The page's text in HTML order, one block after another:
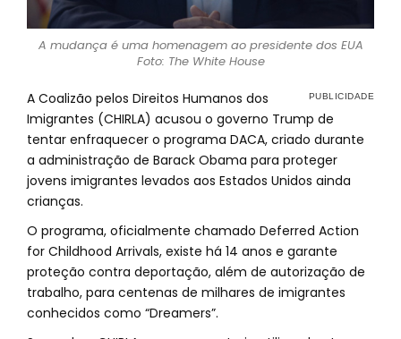
A mudança é uma homenagem ao presidente dos EUA
Foto: The White House
A Coalizão pelos Direitos Humanos dos
Imigrantes (CHIRLA) acusou o governo Trump de
tentar enfraquecer o programa DACA, criado durante
a administração de Barack Obama para proteger
jovens imigrantes levados aos Estados Unidos ainda
crianças.
O programa, oficialmente chamado Deferred Action
for Childhood Arrivals, existe há 14 anos e garante
proteção contra deportação, além de autorização de
trabalho, para centenas de milhares de imigrantes
conhecidos como “Dreamers”.